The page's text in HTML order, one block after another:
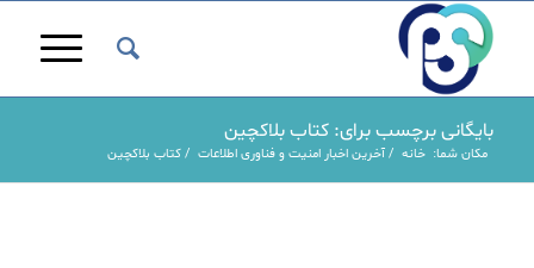
بایگانی برچسب برای: کتاب بلاکچین
مکان شما: خانه / آخرین اخبار امنیت و فناوری اطلاعات / کتاب بلاکچین